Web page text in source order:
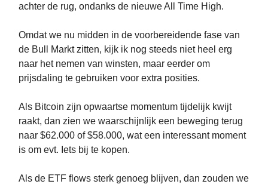
achter de rug, ondanks de nieuwe All Time High.
Omdat we nu midden in de voorbereidende fase van
de Bull Markt zitten, kijk ik nog steeds niet heel erg
naar het nemen van winsten, maar eerder om
prijsdaling te gebruiken voor extra posities.
Als Bitcoin zijn opwaartse momentum tijdelijk kwijt
raakt, dan zien we waarschijnlijk een beweging terug
naar $62.000 of $58.000, wat een interessant moment
is om evt. Iets bij te kopen.
Als de ETF flows sterk genoeg blijven, dan zouden we